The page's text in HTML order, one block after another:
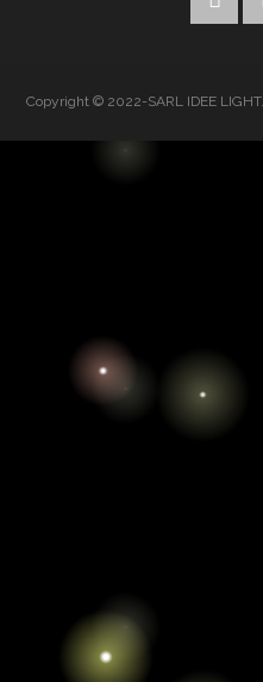
Copyright © 2022-SARL IDEE LIGHT.